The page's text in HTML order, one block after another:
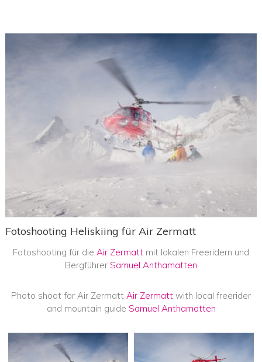
Fotoshooting Heliskiing für Air Zermatt
Fotoshooting für die Air Zermatt mit lokalen Freeridern und
Bergführer Samuel Anthamatten
Photo shoot for Air Zermatt Air Zermatt with local freerider
and mountain guide Samuel Anthamatten